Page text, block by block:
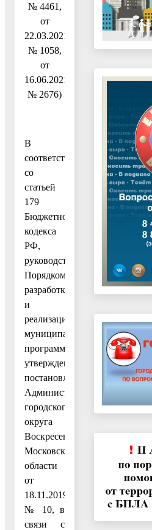
№ 4461,
от
22.03.2021
№ 1058,
от
16.06.2021
№ 2676)
В
соответствии
со
статьей
179
Бюджетного
кодекса
РФ,
руководствуясь
Порядком
разработки
и
реализации
муниципальных
программ,
утвержденным
постановлением
Администрации
городского
округа
Воскресенск
Московской
области
от
18.11.2019
№ 10, в
связи с